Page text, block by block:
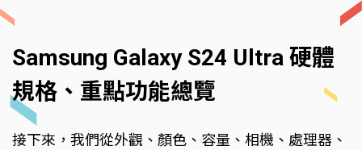
Samsung Galaxy S24 Ultra 硬體
規格、重點功能總覽
接下來，我們從外觀、顏色、容量、相機、處理器、